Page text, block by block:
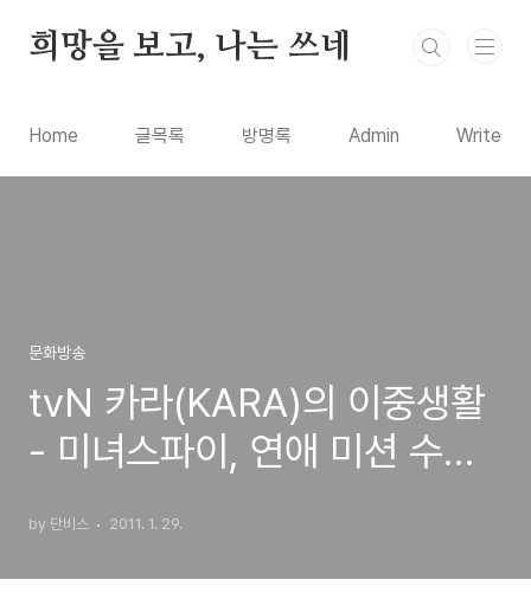
희망을 보고, 나는 쓰네
Home 글목록 방명록 Admin Write
문화방송
tvN 카라(KARA)의 이중생활
- 미녀스파이, 연애 미션 수행
by 단비스 2011. 1. 29.